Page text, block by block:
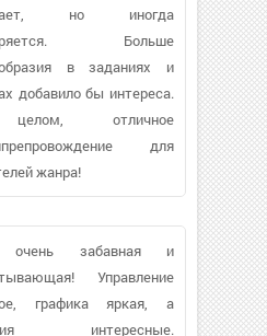
но иногда
Больше
в заданиях и
добавило бы интереса.
отличное
для
жанра!
очень забавная и
Управление
графика яркая, а
интересные.